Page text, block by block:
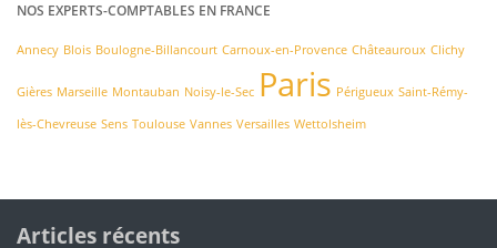
NOS EXPERTS-COMPTABLES EN FRANCE
Annecy Blois Boulogne-Billancourt Carnoux-en-Provence Châteauroux Clichy
Gières Marseille Montauban Noisy-le-Sec Paris Périgueux Saint-Rémy-
lès-Chevreuse Sens Toulouse Vannes Versailles Wettolsheim
Articles récents